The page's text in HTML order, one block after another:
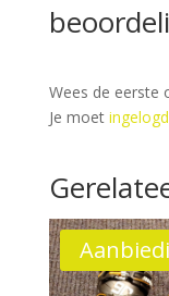
Wees de eerste
Je moet